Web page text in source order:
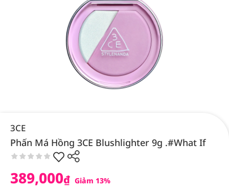
3CE
Phấn Má Hồng 3CE Blushlighter 9g .#What If
389,000₫ Giảm 13%